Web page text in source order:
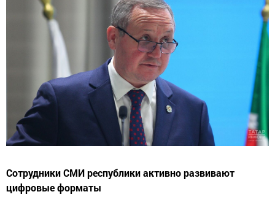
Сотрудники СМИ республики активно развивают
цифровые форматы